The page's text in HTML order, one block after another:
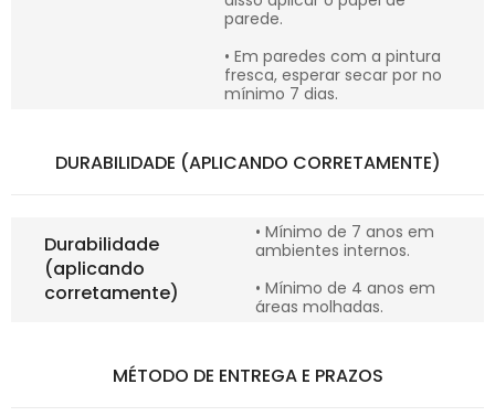
parede.
• Em paredes com a pintura
fresca, esperar secar por no
mínimo 7 dias.
DURABILIDADE (APLICANDO CORRETAMENTE)
Durabilidade
(aplicando
corretamente)
• Mínimo de 7 anos em
ambientes internos.
• Mínimo de 4 anos em
áreas molhadas.
MÉTODO DE ENTREGA E PRAZOS